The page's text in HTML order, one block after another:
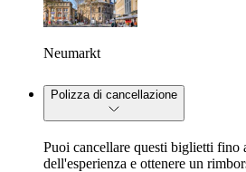
Neumarkt
Polizza di cancellazione
Puoi cancellare questi biglietti
dell'esperienza e ottenere un